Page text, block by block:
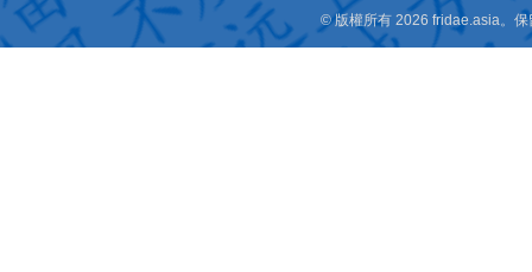
© 版權所有 2026 fridae.asia。